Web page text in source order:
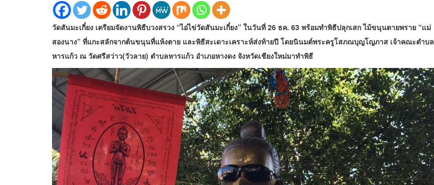
วัดสันมะเกี๋ยง เตรียมจัดงานพิธีบวงสรวง “ไอ่ไข่วัดสันมะเกี๋ยง” ในวันที่ 26 ธค. 63 พร้อมทำพิธีปลุกเสก ไม้ขนุนตายพราย “แม่
สองนาง” ที่แกะสลักจากต้นขนุนที่แห้งตาย และพิธีสะเดาะเคราะห์ส่งท้ายปี โดยนินมต์พระครูโสภณบุญโญภาส เจ้าคณะตำบล
หารแก้ว ณ วัดศรีสว่าว(วัวลาย) ตำบลหารแก้ว อำเภอหางดง จังหวัดเชียงใหม่มาทำพิธี